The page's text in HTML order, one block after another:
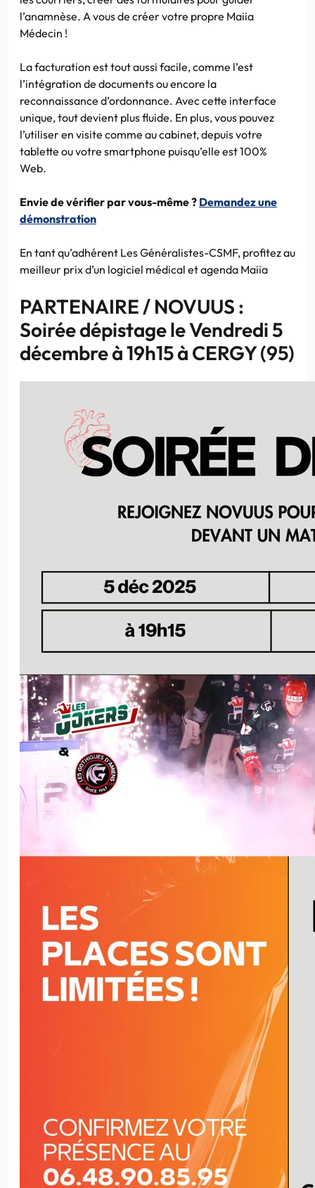
l’anamnèse. A vous de créer votre propre Maiia
Médecin !
La facturation est tout aussi facile, comme l’est
l’intégration de documents ou encore la
reconnaissance d’ordonnance. Avec cette interface
unique, tout devient plus fluide. En plus, vous pouvez
l’utiliser en visite comme au cabinet, depuis votre
tablette ou votre smartphone puisqu’elle est 100%
Web.
Envie de vérifier par vous-même ? Demandez une
démonstration
En tant qu’adhérent Les Généralistes-CSMF, profitez au
meilleur prix d’un logiciel médical et agenda Maiia
PARTENAIRE / NOVUUS :
Soirée dépistage le Vendredi 5
décembre à 19h15 à CERGY (95)